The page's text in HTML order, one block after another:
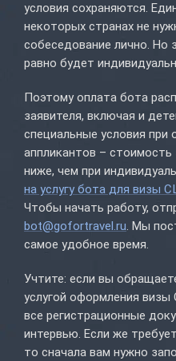
условия сохраняются.
некоторых странах не
собеседование лично.
равно будет
Поэтому оплата бота
заявителя, включая и
специальные условия при
аппликантов – стоимость
ниже, чем при
на услугу бота для визы
Чтобы начать работу,
bot@gofortravel.ru. Мы
самое удобное время.
Учтите: если вы
услугой оформления
все регистрационные
интервью. Если же
то сначала вам нужно